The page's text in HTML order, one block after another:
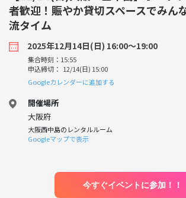
者歓迎！賑やか貸切スペースでみん
流タイム
2025年12月14日(日) 16:00〜19:00
集合時刻：15:55
申込締切： 12/14(日) 15:00
Googleカレンダーに追加する
開催場所
大阪府
大阪西中島のレンタルルーム
Googleマップで表示
今すぐイベントに参加！！